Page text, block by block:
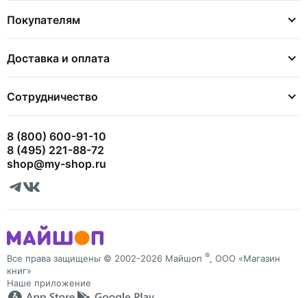
Покупателям
Доставка и оплата
Сотрудничество
8 (800) 600-91-10
8 (495) 221-88-72
shop@my-shop.ru
Все права защищены © 2002-2026 Майшоп ®, ООО «Магазин
книг»
Наше приложение